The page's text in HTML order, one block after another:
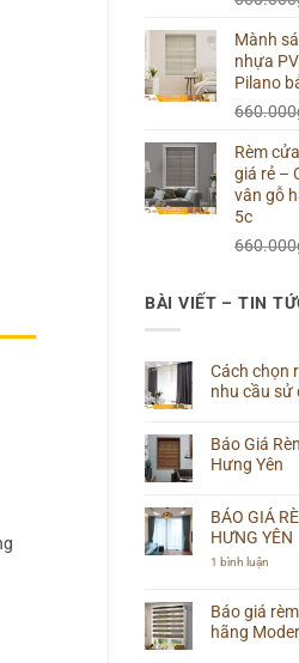
Mành
nhựa
Pilano
660.000
Rèm
giá rẻ –
vân gỗ
5c
660.000
BÀI VIẾT – TIN
Cách chọn
nhu cầu sử
bình
luận
ở
rèm
phù
hợp
sử
dụng
Báo Giá
Hưng Yên
bình
luận
ở
Báo
Đẹp
Giá
BÁO GIÁ
HƯNG YÊN
1 bình luận
RÈM
VẢI
ĐẸP
Báo giá
hãng